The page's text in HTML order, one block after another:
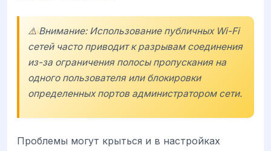
⚠️ Внимание: Использование публичных Wi-Fi
сетей часто приводит к разрывам соединения
из-за ограничения полосы пропускания на
одного пользователя или блокировки
определенных портов администратором сети.
Проблемы могут крыться и в настройках